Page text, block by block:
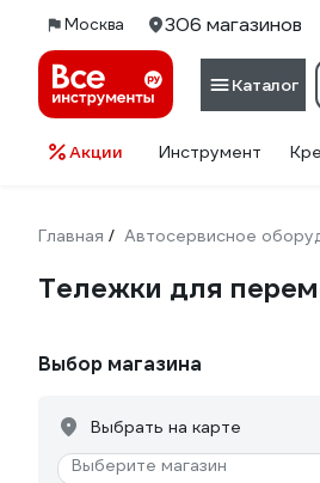
Москва 306 магазинов
Каталог
Акции Инструмент
Главная / Автосервисное
Тележки для
Выбор магазина
Выбрать на карте
Выберите магазин